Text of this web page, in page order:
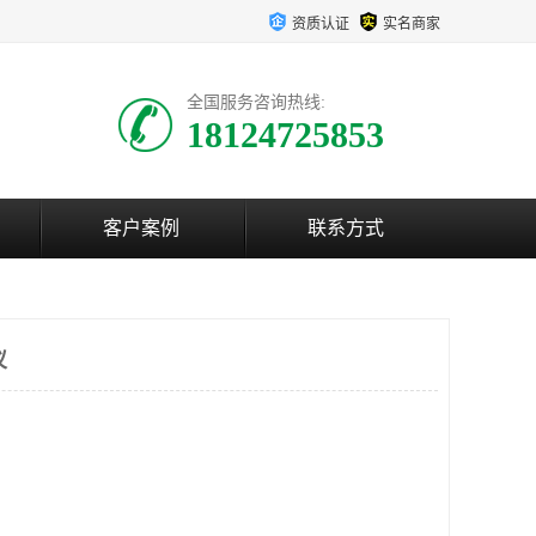
资质认证 实名商家
全国服务咨询热线:
18124725853
客户案例 联系方式